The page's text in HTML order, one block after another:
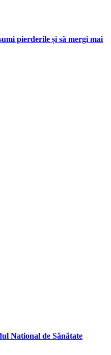
pierderile și să mergi mai
National de Sănătate